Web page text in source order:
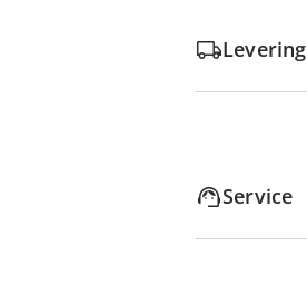
Levering
Service